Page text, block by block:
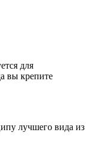
для
вы крепите
лучшего вида из